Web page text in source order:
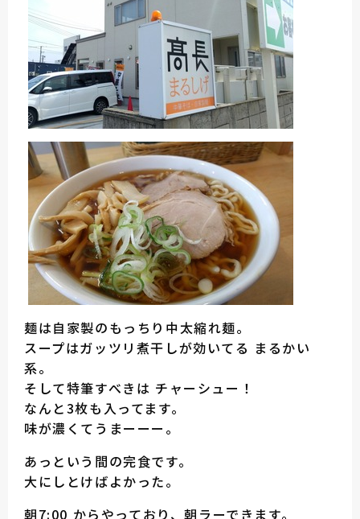
麺は自家製のもっちり中太縮れ麺。
スープはガッツリ煮干しが効いてる まるかい
系。
そして特筆すべきは チャーシュー！
なんと3枚も入ってます。
味が濃くてうまーーー。
あっという間の完食です。
大にしとけばよかった。
朝7:00 からやっており、朝ラーできます。